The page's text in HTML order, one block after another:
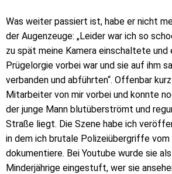
Was weiter passiert ist, habe er nicht
der Augenzeuge: „Leider war ich so
zu spät meine Kamera einschaltete
Prügelorgie vorbei war und sie auf ihm
verbanden und abführten“. Offenbar
Mitarbeiter von mir vorbei und konnte
der junge Mann blutüberströmt und
Straße liegt. Die Szene habe ich
in dem ich brutale Polizeiübergriffe vom
dokumentiere. Bei Youtube wurde sie
Minderjährige eingestuft, wer sie